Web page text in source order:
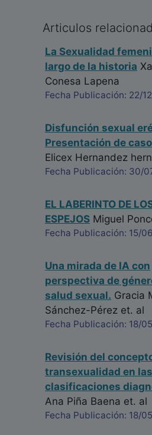
Articulos
La Sexualidad
largo de la historia
Conesa Lapena
Fecha Publicación: 22/
Disfunción sexual
Presentación de
Elicex Hernandez
Fecha Publicación: 30/
EL LABERINTO DE
ESPEJOS Miguel
Fecha Publicación: 15/
Una mirada de IA con
perspectiva de
salud sexual. Gracia
Sánchez-Pérez et. al
Fecha Publicación: 18/
Revisión del
transexualidad en las
clasificaciones
Ana Piña Baena et. al
Fecha Publicación: 18/